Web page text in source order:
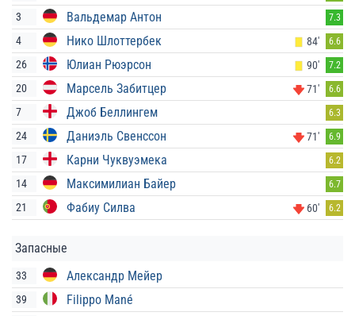
3 Вальдемар Антон 7.3
4 Нико Шлоттербек 84' 6.6
26 Юлиан Рюэрсон 90' 7.2
20 Марсель Забитцер 71' 6.6
7 Джоб Беллингем 6.3
24 Даниэль Свенссон 71' 6.9
17 Карни Чуквуэмека 6.2
14 Максимилиан Байер 6.7
21 Фабиу Силва 60' 6.2
Запасные
33 Александр Мейер
39
Filippo Mané